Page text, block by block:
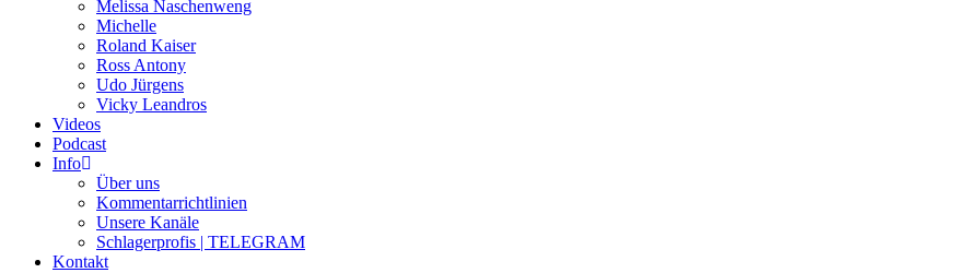
Melissa Naschenweng
Michelle
Roland Kaiser
Ross Antony
Udo Jürgens
Vicky Leandros
Videos
Podcast
Info
Über uns
Kommentarrichtlinien
Unsere Kanäle
Schlagerprofis | TELEGRAM
Kontakt